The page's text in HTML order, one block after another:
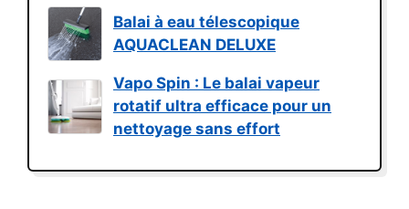
Balai à eau télescopique
AQUACLEAN DELUXE
Vapo Spin : Le balai vapeur
rotatif ultra efficace pour un
nettoyage sans effort